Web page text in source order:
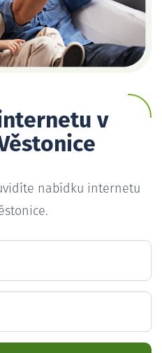
v
nabídku internetu